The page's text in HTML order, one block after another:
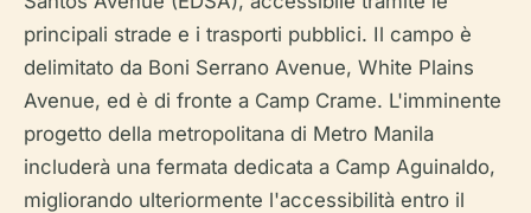
principali strade e i trasporti pubblici. Il campo è
delimitato da Boni Serrano Avenue, White Plains
Avenue, ed è di fronte a Camp Crame. L'imminente
progetto della metropolitana di Metro Manila
includerà una fermata dedicata a Camp Aguinaldo,
migliorando ulteriormente l'accessibilità entro il